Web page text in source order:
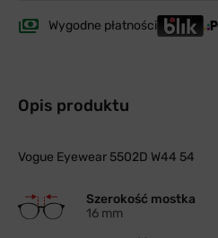
Wygodne płatności
Opis produktu
Vogue Eyewear 5502D W44 54
Szerokość mostka
16 mm